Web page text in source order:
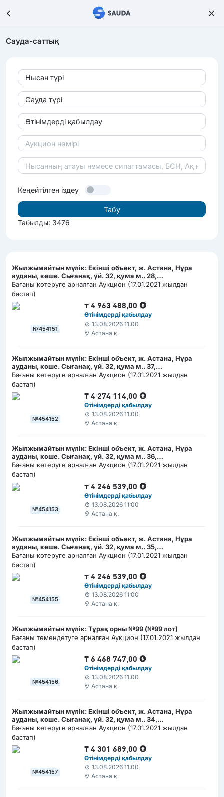
Сауда-саттық
Нысан түрі
Сауда түрі
Өтінімдерді қабылдау
Кеңейтілген іздеу
Табылды: 3476
Жылжымайтын мүлік: Екінші объект, ж. Астана, Нұра
ауданы, көше. Сығанақ, үй. 32, қума м.. 28,
(РКА1202300008273360)
Бағаны көтеруге арналған Аукцион (17.01.2021 жылдан
бастап)
№454151
₸4 963 488,00
Өтінімдерді қабылдау
13.08.2026 11:00
Астана қ.
Жылжымайтын мүлік: Екінші объект, ж. Астана, Нұра
ауданы, көше. Сығанақ, үй. 32, қума м.. 37,
(РКА1202300008274268)
Бағаны көтеруге арналған Аукцион (17.01.2021 жылдан
бастап)
№454152
₸4 274 114,00
Өтінімдерді қабылдау
13.08.2026 11:00
Астана қ.
Жылжымайтын мүлік: Екінші объект, ж. Астана, Нұра
ауданы, көше. Сығанақ, үй. 32, қума м.. 36,
(РКА1202300008274166)
Бағаны көтеруге арналған Аукцион (17.01.2021 жылдан
бастап)
№454153
₸4 246 539,00
Өтінімдерді қабылдау
13.08.2026 11:00
Астана қ.
Жылжымайтын мүлік: Екінші объект, ж. Астана, Нұра
ауданы, көше. Сығанақ, үй. 32, қума м.. 35,
(РКА1202300008274060)
Бағаны көтеруге арналған Аукцион (17.01.2021 жылдан
бастап)
№454155
₸4 246 539,00
Өтінімдерді қабылдау
13.08.2026 11:00
Астана қ.
Жылжымайтын мүлік: Тұрақ орны №99 (№99 лот)
Бағаны төмендетуге арналған Аукцион (17.01.2021 жылдан
бастап)
№454156
₸6 468 747,00
Өтінімдерді қабылдау
13.08.2026 11:00
Астана қ.
Жылжымайтын мүлік: Екінші объект, ж. Астана, Нұра
ауданы, көше. Сығанақ, үй. 32, қума м.. 34,
(РКА1202300008273965)
Бағаны көтеруге арналған Аукцион (17.01.2021 жылдан
бастап)
№454157
₸4 301 689,00
Өтінімдерді қабылдау
13.08.2026 11:00
Астана қ.